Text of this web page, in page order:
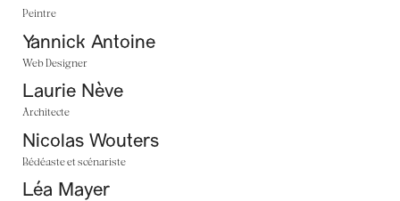
Peintre
Yannick Antoine
Web Designer
Laurie Nève
Architecte
Nicolas Wouters
Bédéaste et scénariste
Léa Mayer